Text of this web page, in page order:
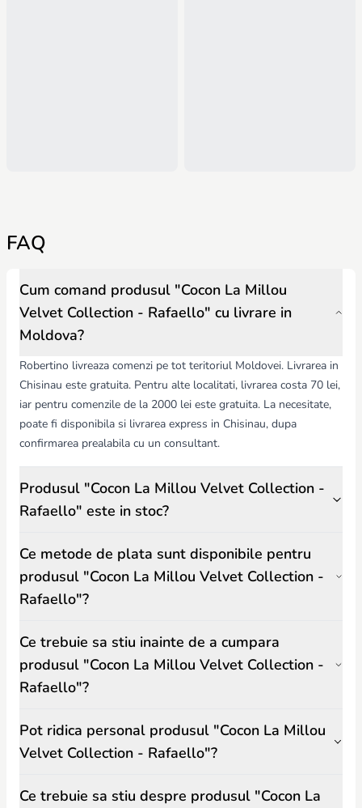
FAQ
Cum comand produsul "Cocon La Millou
Velvet Collection - Rafaello" cu livrare in
Moldova?
Robertino livreaza comenzi pe tot teritoriul Moldovei. Livrarea in
Chisinau este gratuita. Pentru alte localitati, livrarea costa 70 lei,
iar pentru comenzile de la 2000 lei este gratuita. La necesitate,
poate fi disponibila si livrarea express in Chisinau, dupa
confirmarea prealabila cu un consultant.
Produsul "Cocon La Millou Velvet Collection -
Rafaello" este in stoc?
Ce metode de plata sunt disponibile pentru
produsul "Cocon La Millou Velvet Collection -
Rafaello"?
Ce trebuie sa stiu inainte de a cumpara
produsul "Cocon La Millou Velvet Collection -
Rafaello"?
Pot ridica personal produsul "Cocon La Millou
Velvet Collection - Rafaello"?
Ce trebuie sa stiu despre produsul "Cocon La